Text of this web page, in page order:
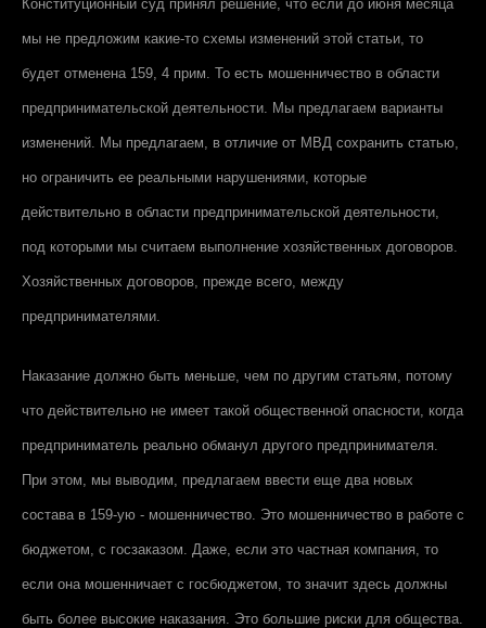
Конституционный суд принял решение, что если до июня месяца
мы не предложим какие-то схемы изменений этой статьи, то
будет отменена 159, 4 прим. То есть мошенничество в области
предпринимательской деятельности. Мы предлагаем варианты
изменений. Мы предлагаем, в отличие от МВД сохранить статью,
но ограничить ее реальными нарушениями, которые
действительно в области предпринимательской деятельности,
под которыми мы считаем выполнение хозяйственных договоров.
Хозяйственных договоров, прежде всего, между
предпринимателями.
Наказание должно быть меньше, чем по другим статьям, потому
что действительно не имеет такой общественной опасности, когда
предприниматель реально обманул другого предпринимателя.
При этом, мы выводим, предлагаем ввести еще два новых
состава в 159-ую - мошенничество. Это мошенничество в работе с
бюджетом, с госзаказом. Даже, если это частная компания, то
если она мошенничает с госбюджетом, то значит здесь должны
быть более высокие наказания. Это большие риски для общества.